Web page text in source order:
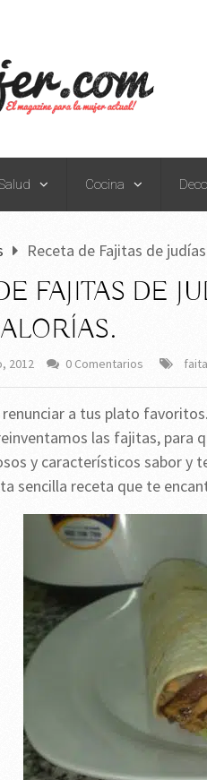
Cocina
Receta de Fajitas de
FAJITAS DE
2012 0 Comentarios
renunciar a tus plato favoritos.
las fajitas, para
y característicos sabor y
sencilla receta que te